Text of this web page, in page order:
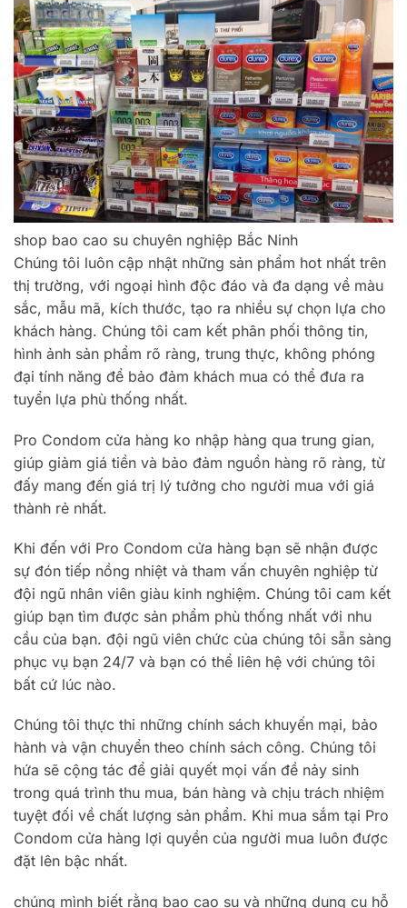
shop bao cao su chuyên nghiệp Bắc Ninh
Chúng tôi luôn cập nhật những sản phẩm hot nhất trên
thị trường, với ngoại hình độc đáo và đa dạng về màu
sắc, mẫu mã, kích thước, tạo ra nhiều sự chọn lựa cho
khách hàng. Chúng tôi cam kết phân phối thông tin,
hình ảnh sản phẩm rõ ràng, trung thực, không phóng
đại tính năng để bảo đảm khách mua có thể đưa ra
tuyển lựa phù thống nhất.
Pro Condom cửa hàng ko nhập hàng qua trung gian,
giúp giảm giá tiền và bảo đảm nguồn hàng rõ ràng, từ
đấy mang đến giá trị lý tưởng cho người mua với giá
thành rẻ nhất.
Khi đến với Pro Condom cửa hàng bạn sẽ nhận được
sự đón tiếp nồng nhiệt và tham vấn chuyên nghiệp từ
đội ngũ nhân viên giàu kinh nghiệm. Chúng tôi cam kết
giúp bạn tìm được sản phẩm phù thống nhất với nhu
cầu của bạn. đội ngũ viên chức của chúng tôi sẵn sàng
phục vụ bạn 24/7 và bạn có thể liên hệ với chúng tôi
bất cứ lúc nào.
Chúng tôi thực thi những chính sách khuyến mại, bảo
hành và vận chuyển theo chính sách công. Chúng tôi
hứa sẽ cộng tác để giải quyết mọi vấn đề nảy sinh
trong quá trình thu mua, bán hàng và chịu trách nhiệm
tuyệt đối về chất lượng sản phẩm. Khi mua sắm tại Pro
Condom cửa hàng lợi quyền của người mua luôn được
đặt lên bậc nhất.
chúng mình biết rằng bao cao su và những dụng cụ hỗ